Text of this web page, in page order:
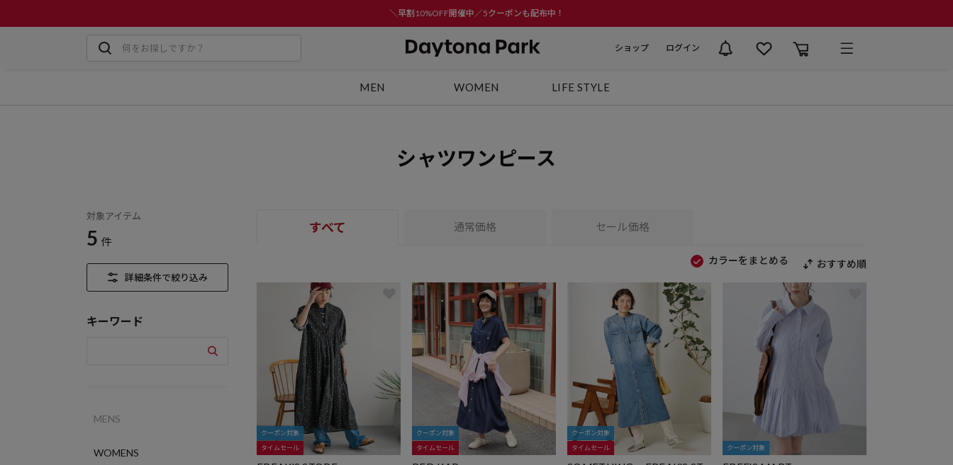
＼早割10%OFF開催中／5クーポンも配布中！
ショップ ログイン
MEN WOMEN LIFE STYLE
シャツワンピース
対象アイテム
5 件
詳細条件で絞り込み
キーワード
MENS
WOMENS
すべて 通常価格 セール価格
カラーをまとめる おすすめ順
クーポン対象
タイムセール
クーポン対象
タイムセール
クーポン対象
タイムセール
クーポン対象